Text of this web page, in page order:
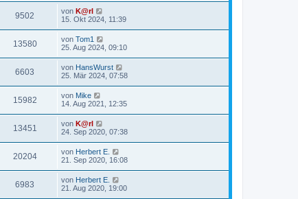
9502 von K@rl
15. Okt 2024, 11:39
13580 von Tom1
25. Aug 2024, 09:10
6603 von HansWurst
25. Mär 2024, 07:58
15982 von Mike
14. Aug 2021, 12:35
13451 von K@rl
24. Sep 2020, 07:38
20204 von Herbert E.
21. Sep 2020, 16:08
6983 von Herbert E.
21. Aug 2020, 19:00